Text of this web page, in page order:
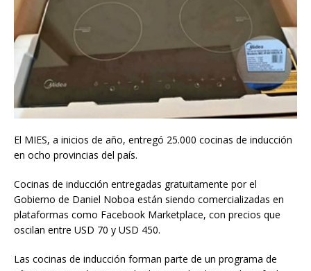
El MIES, a inicios de año, entregó 25.000 cocinas de inducción
en ocho provincias del país.
Cocinas de inducción entregadas gratuitamente por el
Gobierno de Daniel Noboa están siendo comercializadas en
plataformas como Facebook Marketplace, con precios que
oscilan entre USD 70 y USD 450.
Las cocinas de inducción forman parte de un programa de